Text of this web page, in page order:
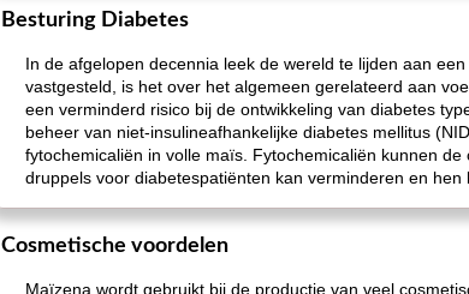
Besturing Diabetes
In de afgelopen decennia leek de wereld te lijden aan
vastgesteld, is het over het algemeen gerelateerd aan
een verminderd risico bij de ontwikkeling van diabetes
beheer van niet-insulineafhankelijke diabetes mellitus
fytochemicaliën in volle maïs. Fytochemicaliën kunnen
druppels voor diabetespatiënten kan verminderen en
Cosmetische voordelen
Maïzena wordt gebruikt bij de productie van veel